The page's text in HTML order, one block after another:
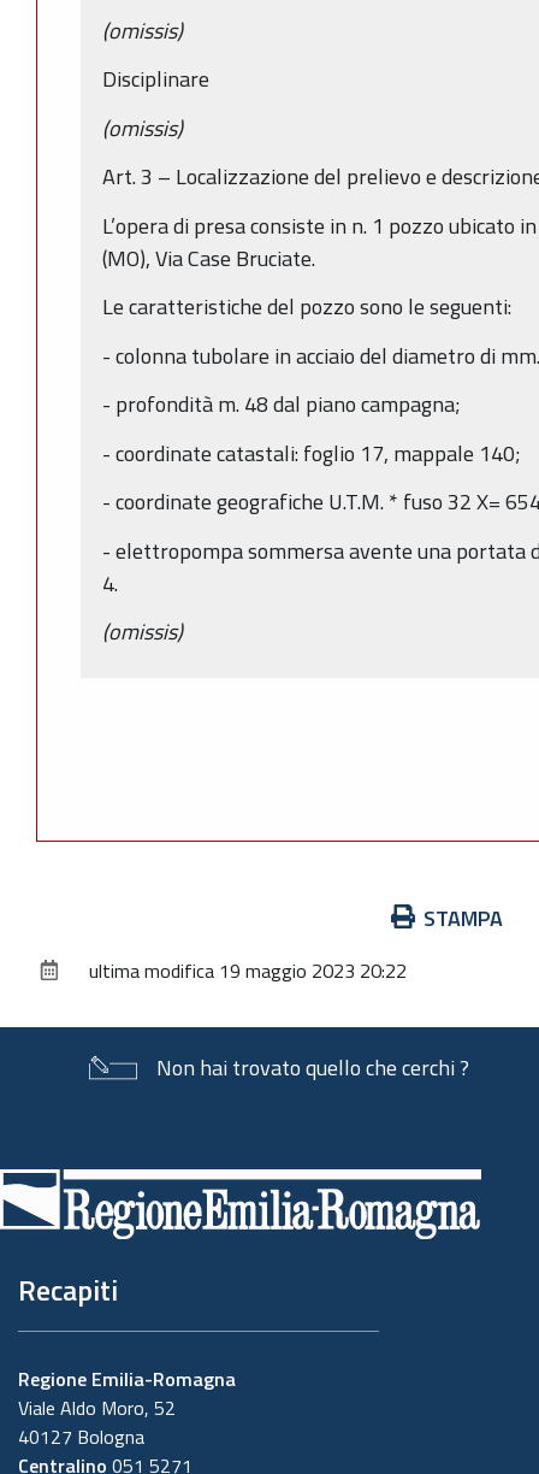
(omissis)
Disciplinare
(omissis)
Art. 3 – Localizzazione del prelievo e
L’opera di presa consiste in n. 1 pozzo ubicato
(MO), Via Case Bruciate.
Le caratteristiche del pozzo sono le seguenti:
- colonna tubolare in acciaio del diametro di
- profondità m. 48 dal piano campagna;
- coordinate catastali: foglio 17, mappale 140;
- coordinate geografiche U.T.M. * fuso 32 X=
- elettropompa sommersa avente una portata
4.
(omissis)
documento
STAMPA
ultima modifica 19 maggio 2023 20:22
Non hai trovato quello che cerchi ?
di
pagina
Recapiti
Regione Emilia-Romagna
Viale Aldo Moro, 52
40127 Bologna
Centralino 051 5271